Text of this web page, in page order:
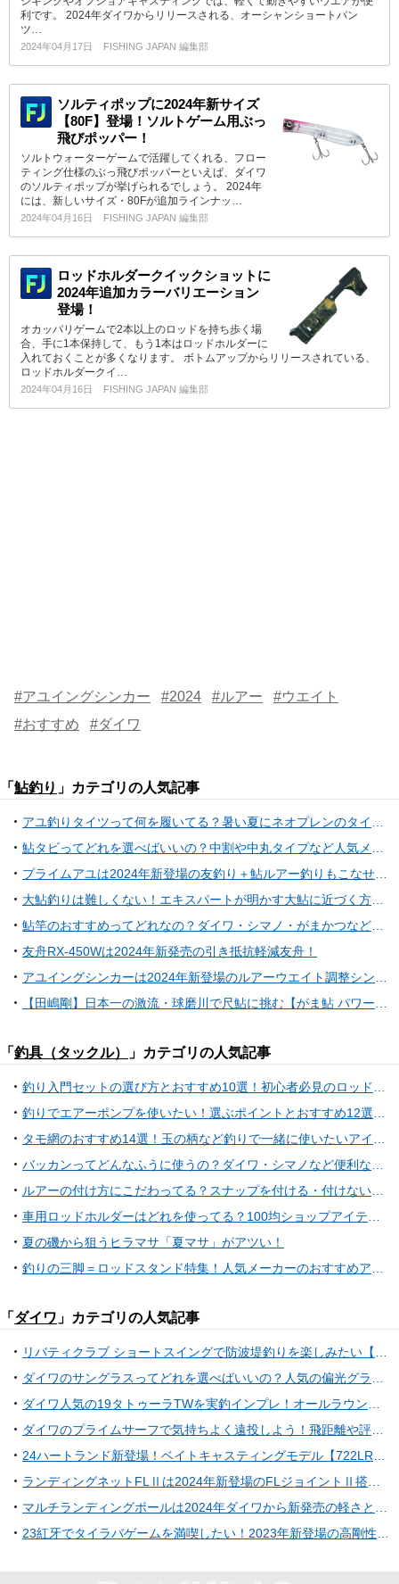
利です。 2024年ダイワからリリースされる、オーシャンショートパン
ツ…
2024年04月17日 FISHING JAPAN 編集部
ソルティポップに2024年新サイズ
【80F】登場！ソルトゲーム用ぶっ
飛びポッパー！
ソルトウォーターゲームで活躍してくれる、フロー
ティング仕様のぶっ飛びポッパーといえば、ダイワ
のソルティポップが挙げられるでしょう。 2024年
には、新しいサイズ・80Fが追加ラインナッ…
2024年04月16日 FISHING JAPAN 編集部
ロッドホルダークイックショットに
2024年追加カラーバリエーション
登場！
オカッパリゲームで2本以上のロッドを持ち歩く場
合、手に1本保持して、もう1本はロッドホルダーに
入れておくことが多くなります。 ボトムアップからリリースされている、
ロッドホルダークイ…
2024年04月16日 FISHING JAPAN 編集部
#アユイングシンカー #2024 #ルアー
#ウエイト
#おすすめ
#ダイワ
「 鮎釣り 」カテゴリの人気記事
アユ釣りタイツって何を履いてる？暑い夏にネオプレンのタイツは暑すぎる！真夏限定のライトスタイルに最適なタイツをご紹介！
鮎タビってどれを選べばいいの？中割や中丸タイプなど人気メーカーからおすすめ10選
プライムアユは2024年新登場の友釣り＋鮎ルアー釣りもこなせるエントリーロッド！
大鮎釣りは難しくない！エキスパートが明かす大鮎に近づく方法。意外なポイントで尺も出る!?
鮎竿のおすすめってどれなの？ダイワ・シマノ・がまかつなど人気メーカーロッド10選
友舟RX-450Wは2024年新発売の引き抵抗軽減友舟！
アユイングシンカーは2024年新登場のルアーウエイト調整シンカー！
【田嶋剛】日本一の激流・球磨川で尺鮎に挑む【がま鮎 パワースペシャルV】
「 釣具（タックル） 」カテゴリの人気記事
釣り入門セットの選び方とおすすめ10選！初心者必見のロッド＆リールもご紹介！
釣りでエアーポンプを使いたい！選ぶポイントとおすすめ12選をご紹介
タモ網のおすすめ14選！玉の柄など釣りで一緒に使いたいアイテムもご紹介！
バッカンってどんなふうに使うの？ダイワ・シマノなど便利なおすすめバッカン特集
ルアーの付け方にこだわってる？スナップを付ける・付けないで釣果が変わるかも
車用ロッドホルダーはどれを使ってる？100均ショップアイテムで自作する人も
夏の磯から狙うヒラマサ「夏マサ」がアツい！
釣りの三脚＝ロッドスタンド特集！人気メーカーのおすすめアイテムを徹底チェック
「 ダイワ 」カテゴリの人気記事
リバティクラブ ショートスイングで防波堤釣りを楽しみたい【ダイワ】
ダイワのサングラスってどれを選べばいいの？人気の偏光グラスおすすめ10選
ダイワ人気の19タトゥーラTWを実釣インプレ！オールラウンドに使えるベイトリール
ダイワのプライムサーフで気持ちよく遠投しよう！飛距離や評判を大調査
24ハートランド新登場！ベイトキャスティングモデル【722LRSB-24】のスペックを知りたい
ランディングネットFLⅡは2024年新登場のFLジョイントⅡ搭載ネット！
マルチランディングポールは2024年ダイワから新発売の軽さと強さを備えたタモの柄！
23紅牙でタイラバゲームを満喫したい！2023年新登場の高剛性+コンパクトなベイトリール